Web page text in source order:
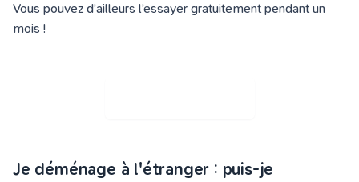
Vous pouvez d’ailleurs l’essayer gratuitement pendant un
mois !
Je déménage à l'étranger : puis-je